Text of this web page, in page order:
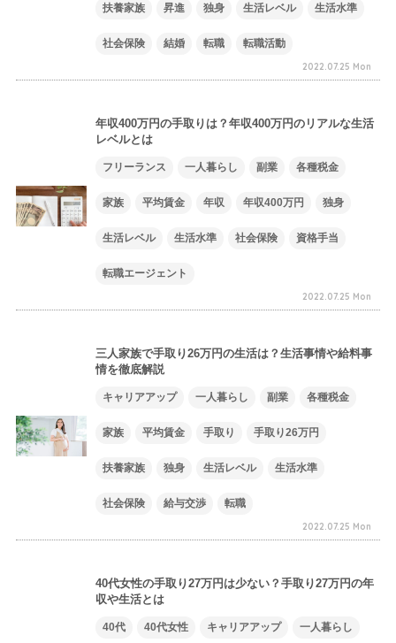
扶養家族 昇進 独身 生活レベル 生活水準
社会保険 結婚 転職 転職活動
2022.07.25 Mon
年収400万円の手取りは？年収400万円のリアルな生活
レベルとは
フリーランス 一人暮らし 副業 各種税金
家族 平均賃金 年収 年収400万円 独身
生活レベル 生活水準 社会保険 資格手当
転職エージェント
2022.07.25 Mon
三人家族で手取り26万円の生活は？生活事情や給料事
情を徹底解説
キャリアアップ 一人暮らし 副業 各種税金
家族 平均賃金 手取り 手取り26万円
扶養家族 独身 生活レベル 生活水準
社会保険 給与交渉 転職
2022.07.25 Mon
40代女性の手取り27万円は少ない？手取り27万円の年
収や生活とは
40代 40代女性 キャリアアップ 一人暮らし